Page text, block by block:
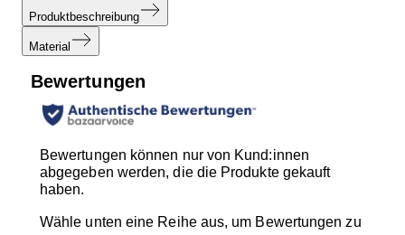
Produktbeschreibung
Material
Bewertungen
Bewertungen können nur von Kund:innen
abgegeben werden, die die Produkte gekauft
haben.
Wähle unten eine Reihe aus, um Bewertungen zu